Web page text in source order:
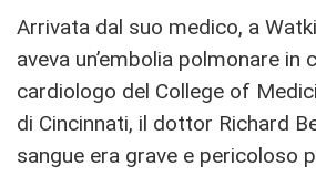
Arrivata dal suo medico, a
aveva un’embolia polmonare in
cardiologo del College of
di Cincinnati, il dottor Richard
sangue era grave e pericoloso